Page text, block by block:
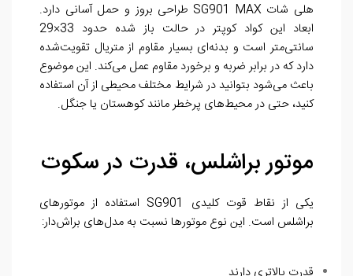
هلی شات SG901 MAX طراحی بروز و حمل آسانی دارد.
ابعاد این کواد کوپتر در حالت باز شده حدود 33×29
سانتی‌متر است و بدنه‌ای بسیار مقاوم از متریال تقویت‌شده
دارد که در برابر ضربه و برخورد مقاوم عمل می‌کند. این موضوع
باعث می‌شود بتوانید در شرایط مختلف محیطی از آن استفاده
کنید، حتی در محیط‌های پرخطر مانند کوهستان یا جنگل.
موتور براشلس، قدرت در سکوت
یکی از نقاط قوت کلیدی SG901 استفاده از موتورهای
براشلس است. این نوع موتورها نسبت به مدل‌های براش‌دار: